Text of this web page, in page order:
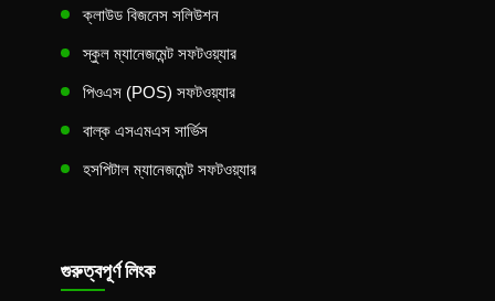
ক্লাউড বিজনেস সলিউশন
স্কুল ম্যানেজমেন্ট সফটওয়্যার
পিওএস (POS) সফটওয়্যার
বাল্ক এসএমএস সার্ভিস
হসপিটাল ম্যানেজমেন্ট সফটওয়্যার
গুরুত্বপূর্ণ লিংক